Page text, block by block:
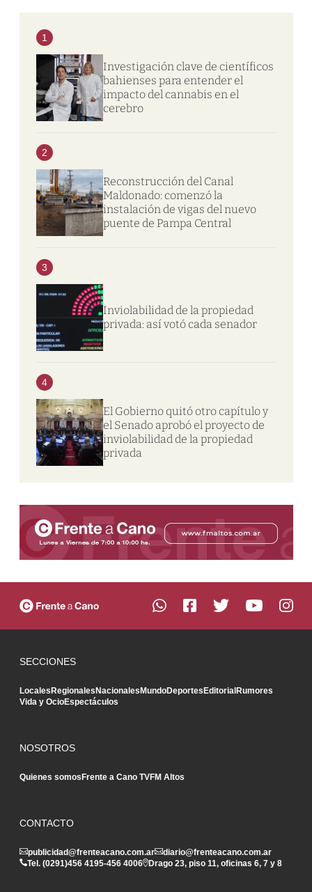
1
Investigación clave de científicos
bahienses para entender el
impacto del cannabis en el
cerebro
2
Reconstrucción del Canal
Maldonado: comenzó la
instalación de vigas del nuevo
puente de Pampa Central
3
Inviolabilidad de la propiedad
privada: así votó cada senador
4
El Gobierno quitó otro capítulo y
el Senado aprobó el proyecto de
inviolabilidad de la propiedad
privada
SECCIONES
LocalesRegionalesNacionalesMundoDeportesEditorialRumores
Vida y OcioEspectáculos
NOSOTROS
Quienes somosFrente a Cano TVFM Altos
CONTACTO
publicidad@frenteacano.com.ar
diario@frenteacano.com.ar
Tel. (0291)456 4195-456 4006 Drago 23, piso 11, oficinas 6, 7 y 8